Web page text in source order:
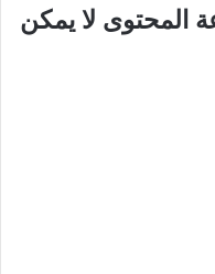
المحتوى لا يمكن